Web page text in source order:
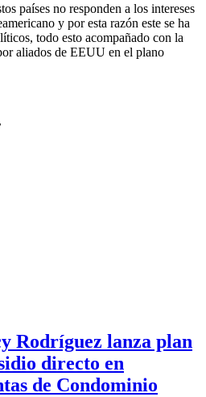
países no responden a los intereses
y por esta razón este se ha
todo esto acompañado con la
aliados de EEUU en el plano
Rodríguez lanza plan
directo en
de Condominio